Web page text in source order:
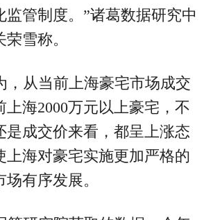
监管制度。”诸葛数据研究中
雪称。
，从当前上海豪宅市场成交
上海2000万元以上豪宅，不
是成交价来看，都呈上涨态
上海对豪宅实施更加严格的
有序发展。